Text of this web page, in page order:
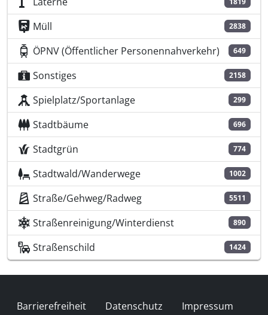
Müll 2838
ÖPNV (Öffentlicher Personennahverkehr) 649
Sonstiges 2158
Spielplatz/Sportanlage 299
Stadtbäume 696
Stadtgrün 774
Stadtwald/Wanderwege 1002
Straße/Gehweg/Radweg 5511
Straßenreinigung/Winterdienst 890
Straßenschild 1424
Fußzeile
Barrierefreiheit Datenschutz Impressum